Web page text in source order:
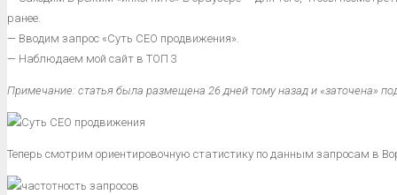
ранее.
— Вводим запрос «Суть СЕО продвижения».
— Наблюдаем мой сайт в ТОП 3
Примечание: статья была размещена 26 дней тому назад и «заточена»
Теперь смотрим ориентировочную статистику по данным запросам в